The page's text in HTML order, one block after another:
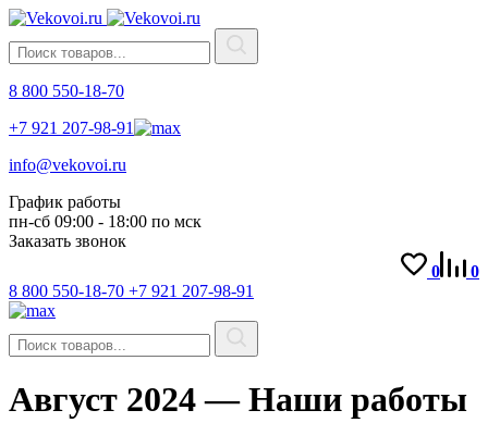
8 800 550-18-70
+7 921 207-98-91
info@vekovoi.ru
График работы
пн-сб 09:00 - 18:00 по мск
Заказать звонок
0
0
8 800 550-18-70 +7 921 207-98-91
Август 2024 — Наши работы